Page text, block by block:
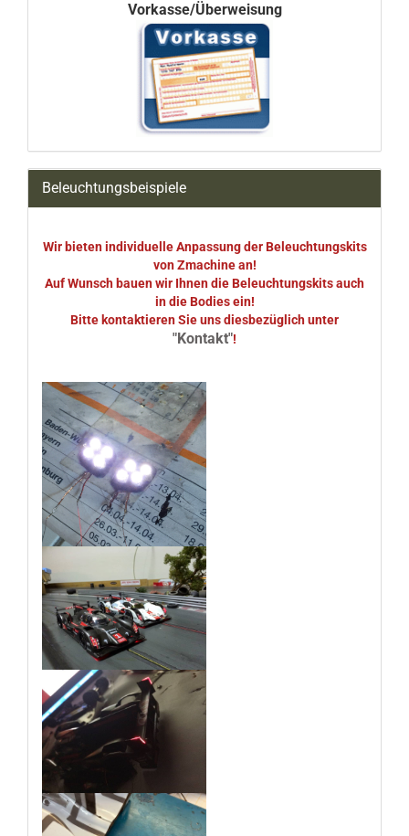
Vorkasse/Überweisung
Beleuchtungsbeispiele
Wir bieten individuelle Anpassung der Beleuchtungskits
von Zmachine an!
Auf Wunsch bauen wir Ihnen die Beleuchtungskits auch
in die Bodies ein!
Bitte kontaktieren Sie uns diesbezüglich unter
"Kontakt"!